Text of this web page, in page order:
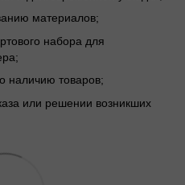
материалов;
набора для
наличию товаров;
или решении возникших